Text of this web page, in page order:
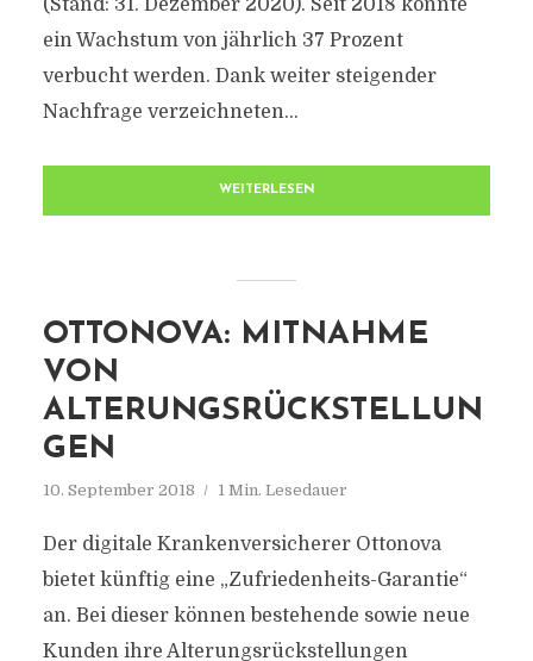
(Stand: 31. Dezember 2020). Seit 2018 konnte
ein Wachstum von jährlich 37 Prozent
verbucht werden. Dank weiter steigender
Nachfrage verzeichneten...
WEITERLESEN
OTTONOVA: MITNAHME
VON
ALTERUNGSRÜCKSTELLUN
GEN
10. September 2018 1 Min. Lesedauer
Der digitale Krankenversicherer Ottonova
bietet künftig eine „Zufriedenheits-Garantie“
an. Bei dieser können bestehende sowie neue
Kunden ihre Alterungsrückstellungen